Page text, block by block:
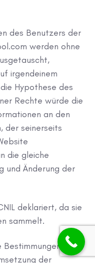
des Benutzers der
werden ohne
irgendeinem
Hypothese des
Rechte würde die
an den
der seinerseits
die gleiche
und Änderung der
deklariert, da sie
sammelt.
Bestimmungen des
der